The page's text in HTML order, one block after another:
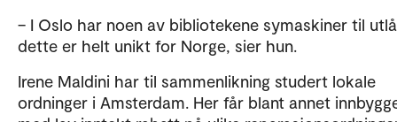
– I Oslo har noen av bibliotekene symaskiner til
dette er helt unikt for Norge, sier hun.
Irene Maldini har til sammenlikning studert lokale
ordninger i Amsterdam. Her får blant annet